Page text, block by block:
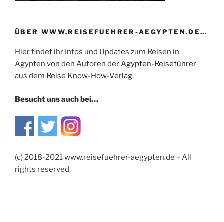
ÜBER WWW.REISEFUEHRER-AEGYPTEN.DE…
Hier findet ihr Infos und Updates zum Reisen in
Ägypten von den Autoren derÄgypten-Reiseführer
aus dem Reise Know-How-Verlag.
Besucht uns auch bei…
(c) 2018-2021 www.reisefuehrer-aegypten.de – All
rights reserved.